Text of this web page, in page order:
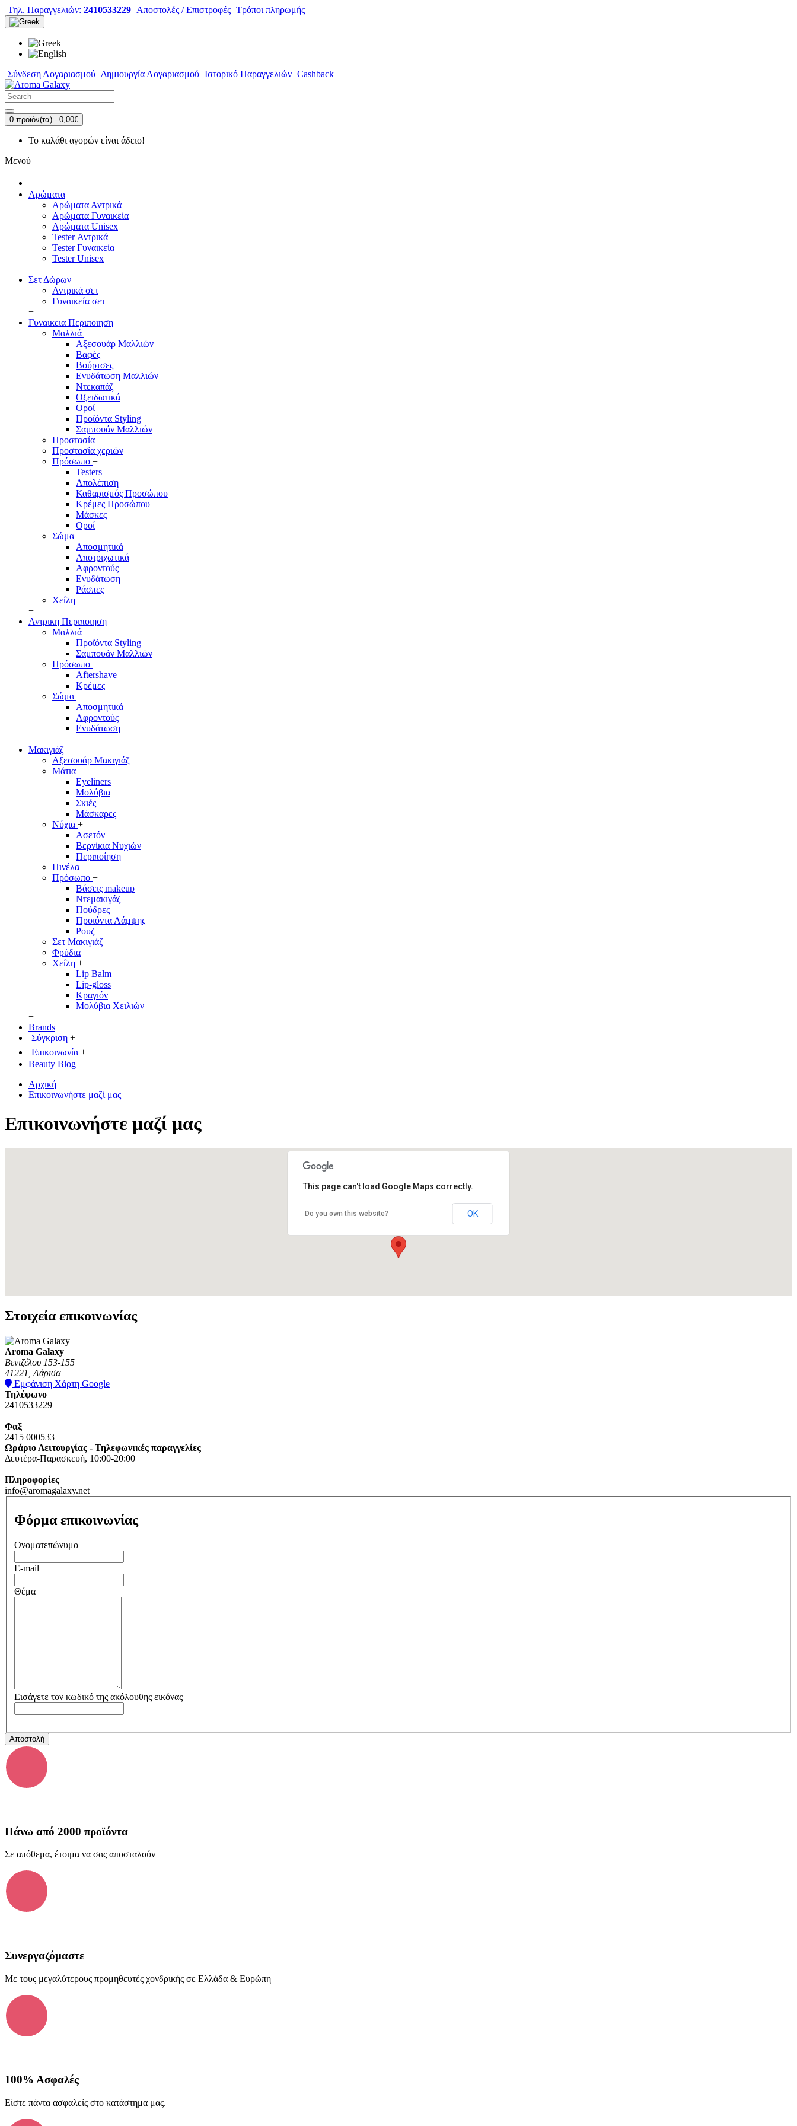
Τηλ. Παραγγελιών: 2410533229 Αποστολές / Επιστροφές Τρόποι πληρωμής
Σύνδεση Λογαριασμού Δημιουργία Λογαριασμού Ιστορικό Παραγγελιών Cashback
0 προϊόν(τα) - 0,00€
Το καλάθι αγορών είναι άδειο!
Μενού
+
Αρώματα
Αρώματα Αντρικά
Αρώματα Γυναικεία
Αρώματα Unisex
Tester Αντρικά
Tester Γυναικεία
Tester Unisex
+
Σετ Δώρων
Αντρικά σετ
Γυναικεία σετ
+
Γυναικεια Περιποιηση
Μαλλιά +
Αξεσουάρ Μαλλιών
Βαφές
Βούρτσες
Ενυδάτωση Μαλλιών
Ντεκαπάζ
Οξειδωτικά
Οροί
Προϊόντα Styling
Σαμπουάν Μαλλιών
Προστασία
Προστασία χεριών
Πρόσωπο +
Testers
Απολέπιση
Καθαρισμός Προσώπου
Κρέμες Προσώπου
Μάσκες
Οροί
Σώμα +
Αποσμητικά
Αποτριχωτικά
Αφροντούς
Ενυδάτωση
Ράσπες
Χείλη
+
Αντρικη Περιποιηση
Μαλλιά +
Προϊόντα Styling
Σαμπουάν Μαλλιών
Πρόσωπο +
Aftershave
Κρέμες
Σώμα +
Αποσμητικά
Αφροντούς
Ενυδάτωση
+
Μακιγιάζ
Αξεσουάρ Μακιγιάζ
Μάτια +
Eyeliners
Μολύβια
Σκιές
Μάσκαρες
Νύχια +
Ασετόν
Βερνίκια Νυχιών
Περιποίηση
Πινέλα
Πρόσωπο +
Βάσεις makeup
Ντεμακιγάζ
Πούδρες
Προιόντα Λάμψης
Ρουζ
Σετ Μακιγιάζ
Φρύδια
Χείλη +
Lip Balm
Lip-gloss
Κραγιόν
Μολύβια Χειλιών
+
Brands +
Σύγκριση +
Επικοινωνία +
Beauty Blog +
Αρχική
Επικοινωνήστε μαζί μας
Επικοινωνήστε μαζί μας
Aromagalaxy.net
Βενιζέλου 153, Λάρισα, Ελλάδα
This page can't load Google Maps correctly.
Do you own this website? OK
Στοιχεία επικοινωνίας
Aroma Galaxy
Βενιζέλου 153-155
41221, Λάρισα
Εμφάνιση Χάρτη Google
Τηλέφωνο
2410533229
Φαξ
2415 000533
Ωράριο Λειτουργίας - Τηλεφωνικές παραγγελίες
Δευτέρα-Παρασκευή, 10:00-20:00
Πληροφορίες
info@aromagalaxy.net
Φόρμα επικοινωνίας
Ονοματεπώνυμο
E-mail
Θέμα
Εισάγετε τον κωδικό της ακόλουθης εικόνας
Πάνω από 2000 προϊόντα
Σε απόθεμα, έτοιμα να σας αποσταλούν
Συνεργαζόμαστε
Με τους μεγαλύτερους προμηθευτές χονδρικής σε Ελλάδα & Ευρώπη
100% Ασφαλές
Είστε πάντα ασφαλείς στο κατάστημα μας.